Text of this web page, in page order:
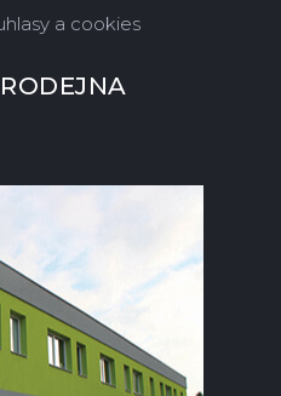
a cookies